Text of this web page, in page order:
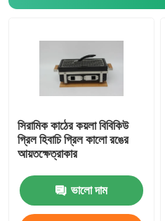
কামাডো গ্রিল আনুষাঙ্গিক
সিরামিক আউটডোর পাত্র
সিরামিক কাঠের কয়লা বিবিকিউ
গ্রিল হিবাচি গ্রিল কালো রঙের
আয়তক্ষেত্রাকার
ভালো দাম